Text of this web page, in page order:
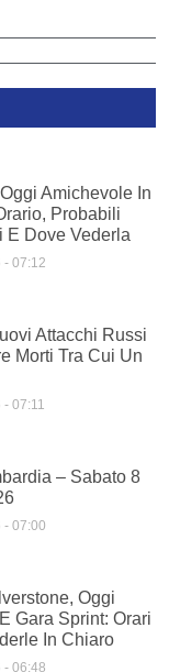
Amichevole In
Probabili
E Dove Vederla
07:12
Attacchi Russi
Morti Tra Cui Un
07:11
– Sabato 8
07:00
Oggi
Gara Sprint: Orari
In Chiaro
06:48